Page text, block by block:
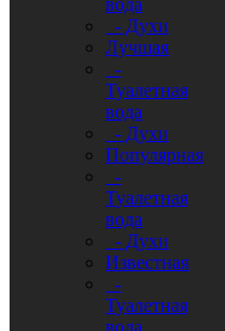
вода
- Духи
Лучшая
-
Туалетная
вода
- Духи
Популярная
-
Туалетная
вода
- Духи
Известная
-
Туалетная
вода